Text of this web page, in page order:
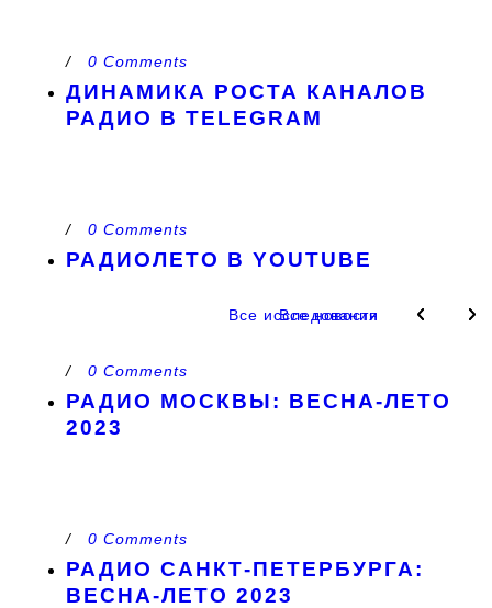
Все новости
Все исследования
/ 0 Comments
ДИНАМИКА РОСТА КАНАЛОВ
РАДИО В TELEGRAM
/ 0 Comments
РАДИОЛЕТО В YOUTUBE
/ 0 Comments
РАДИО МОСКВЫ: ВЕСНА-ЛЕТО
2023
/ 0 Comments
РАДИО САНКТ-ПЕТЕРБУРГА:
ВЕСНА-ЛЕТО 2023